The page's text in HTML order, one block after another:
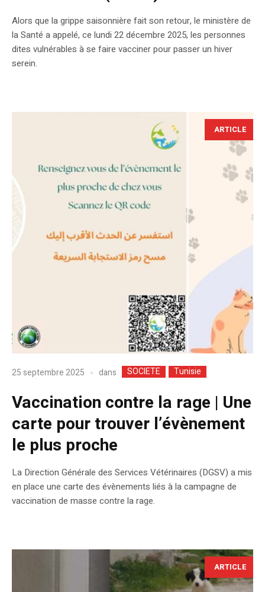
Alors que la grippe saisonnière fait son retour, le ministère de
la Santé a appelé, ce lundi 22 décembre 2025, les personnes
dites vulnérables à se faire vacciner pour passer un hiver
serein.
ARTICLE
25 septembre 2025 dans SOCIETE Tunisie
Vaccination contre la rage | Une
carte pour trouver l’évènement
le plus proche
La Direction Générale des Services Vétérinaires (DGSV) a mis
en place une carte des évènements liés à la campagne de
vaccination de masse contre la rage.
ARTICLE